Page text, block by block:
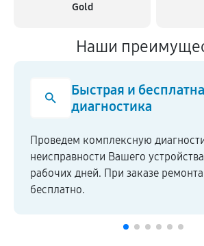
Gold
Наши
Быстрая и
диагностика
Проведем комплексную
неисправности Вашего
рабочих дней. При заказе
бесплатно.